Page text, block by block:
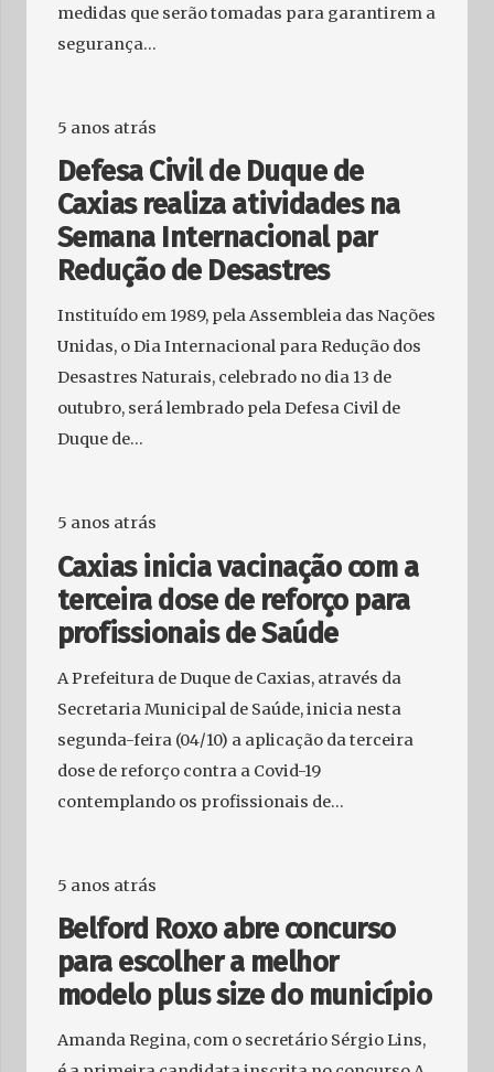
medidas que serão tomadas para garantirem a
segurança…
5 anos atrás
Defesa Civil de Duque de
Caxias realiza atividades na
Semana Internacional par
Redução de Desastres
Instituído em 1989, pela Assembleia das Nações
Unidas, o Dia Internacional para Redução dos
Desastres Naturais, celebrado no dia 13 de
outubro, será lembrado pela Defesa Civil de
Duque de…
5 anos atrás
Caxias inicia vacinação com a
terceira dose de reforço para
profissionais de Saúde
A Prefeitura de Duque de Caxias, através da
Secretaria Municipal de Saúde, inicia nesta
segunda-feira (04/10) a aplicação da terceira
dose de reforço contra a Covid-19
contemplando os profissionais de…
5 anos atrás
Belford Roxo abre concurso
para escolher a melhor
modelo plus size do município
Amanda Regina, com o secretário Sérgio Lins,